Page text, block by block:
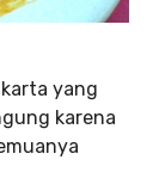
yang
karena